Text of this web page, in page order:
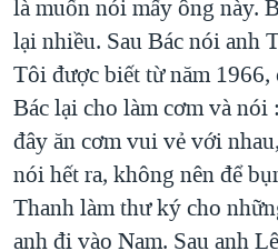
là muốn nói mấy ông này.
lại nhiều. Sau Bác nói anh
Tôi được biết từ năm
Bác lại cho làm cơm và nói
đây ăn cơm vui vẻ với
nói hết ra, không nên để
Thanh làm thư ký cho
anh đi vào Nam. Sau anh